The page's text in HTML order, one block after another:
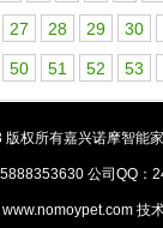
27 28 29 30
50 51 52 53
权所有嘉兴诺摩智能
公司QQ：
技